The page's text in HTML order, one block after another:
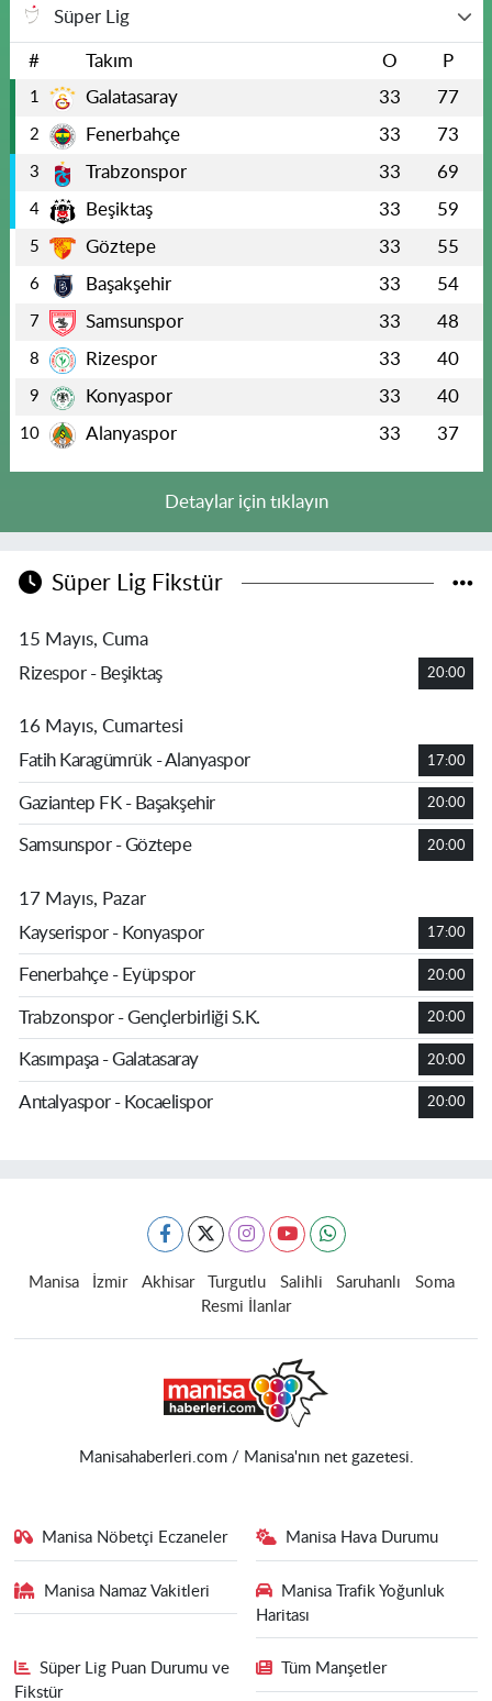
Süper Lig
# Takım O P
1 Galatasaray 33 77
2 Fenerbahçe 33 73
3 Trabzonspor 33 69
4 Beşiktaş 33 59
5 Göztepe 33 55
6 Başakşehir 33 54
7 Samsunspor 33 48
8 Rizespor 33 40
9 Konyaspor 33 40
10 Alanyaspor 33 37
Detaylar için tıklayın
Süper Lig Fikstür
15 Mayıs, Cuma
Rizespor - Beşiktaş
20:00
16 Mayıs, Cumartesi
Fatih Karagümrük - Alanyaspor
17:00
Gaziantep FK - Başakşehir 20:00
Samsunspor - Göztepe 20:00
17 Mayıs, Pazar
Kayserispor - Konyaspor
17:00
Fenerbahçe - Eyüpspor 20:00
Trabzonspor - Gençlerbirliği S.K. 20:00
Kasımpaşa - Galatasaray 20:00
Antalyaspor - Kocaelispor 20:00
Manisa İzmir Akhisar Turgutlu Salihli Saruhanlı
Soma
Resmi İlanlar
Manisahaberleri.com / Manisa'nın net gazetesi.
Manisa Nöbetçi Eczaneler Manisa Hava Durumu
Manisa Namaz Vakitleri
Manisa Trafik Yoğunluk
Haritası
Süper Lig Puan Durumu ve
Fikstür
Tüm Manşetler